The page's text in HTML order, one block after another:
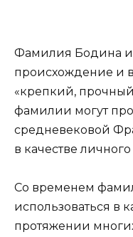
Фамилия Бодина
происхождение и
«крепкий,
фамилии могут
средневековой
в качестве
Со временем
использоваться в
протяжении